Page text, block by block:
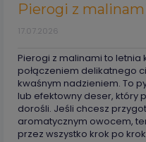
Pierogi z
17.07.2026
Pierogi z malinami to letnia
połączeniem delikatnego
kwaśnym nadzieniem. To
lub efektowny deser, który
dorośli. Jeśli chcesz
aromatycznym owocem,
przez wszystko krok po